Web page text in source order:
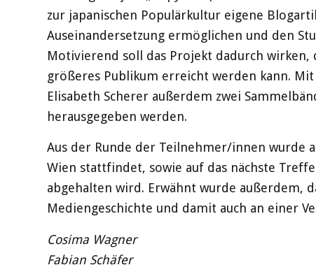
zur japanischen Populärkultur eigene
Auseinandersetzung ermöglichen und den
Motivierend soll das Projekt dadurch
größeres Publikum erreicht werden kann.
Elisabeth Scherer außerdem zwei
herausgegeben werden.
Aus der Runde der Teilnehmer/innen wurde
Wien stattfindet, sowie auf das nächste
abgehalten wird. Erwähnt wurde außerdem,
Mediengeschichte und damit auch an einer
Cosima Wagner
Fabian Schäfer